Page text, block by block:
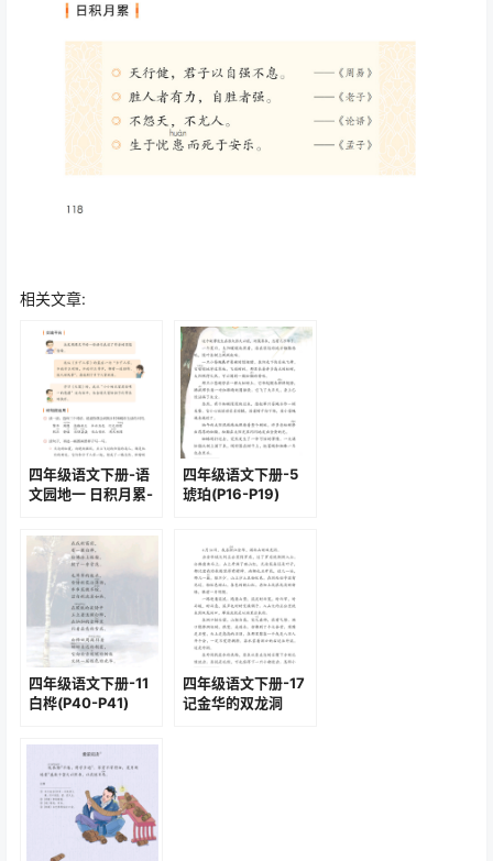
相关文章:
四年级语文下册-语
文园地一 日积月累-
P14)
四年级语文下册-5
琥珀(P16-P19)
四年级语文下册-11
白桦(P40-P41)
四年级语文下册-17
记金华的双龙洞